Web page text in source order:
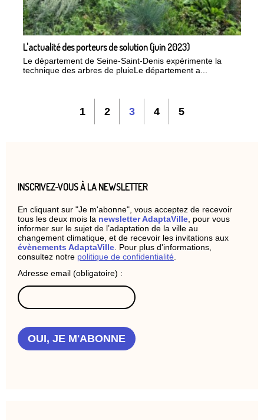
L'actualité des porteurs de solution (juin 2023)
Le département de Seine-Saint-Denis expérimente la
technique des arbres de pluieLe département a...
1 2 3 4 5
INSCRIVEZ-VOUS À LA NEWSLETTER
En cliquant sur "Je m'abonne", vous acceptez de recevoir
tous les deux mois la newsletter AdaptaVille , pour vous
informer sur le sujet de l’adaptation de la ville au
changement climatique, et de recevoir les invitations aux
évènements AdaptaVille . Pour plus d'informations,
consultez notre politique de confidentialité
Adresse email (obligatoire) :
OUI, JE M'ABONNE